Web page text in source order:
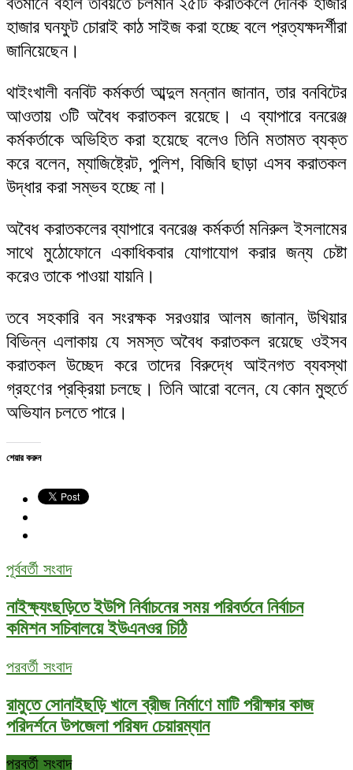
হাজার ঘনফুট চোরাই কাঠ সাইজ করা হচ্ছে বলে প্রত্যক্ষদর্শীরা
জানিয়েছেন।
থাইংখালী বনবিট কর্মকর্তা আব্দুল মন্নান জানান, তার বনবিটের
আওতায় ৩টি অবৈধ করাতকল রয়েছে। এ ব্যাপারে বনরেঞ্জ
কর্মকর্তাকে অভিহিত করা হয়েছে বলেও তিনি মতামত ব্যক্ত
করে বলেন, ম্যাজিষ্ট্রেট, পুলিশ, বিজিবি ছাড়া এসব করাতকল
উদ্ধার করা সম্ভব হচ্ছে না।
অবৈধ করাতকলের ব্যাপারে বনরেঞ্জ কর্মকর্তা মনিরুল ইসলামের
সাথে মুঠোফোনে একাধিকবার যোগাযোগ করার জন্য চেষ্টা
করেও তাকে পাওয়া যায়নি।
তবে সহকারি বন সংরক্ষক সরওয়ার আলম জানান, উখিয়ার
বিভিন্ন এলাকায় যে সমস্ত অবৈধ করাতকল রয়েছে ওইসব
করাতকল উচ্ছেদ করে তাদের বিরুদ্ধে আইনগত ব্যবস্থা
গ্রহণের প্রক্রিয়া চলছে। তিনি আরো বলেন, যে কোন মুহুর্তে
অভিযান চলতে পারে।
শেয়ার করুন
পূর্ববর্তী সংবাদ
নাইক্ষ্যংছড়িতে ইউপি নির্বাচনের সময় পরিবর্তনে নির্বাচন
কমিশন সচিবালয়ে ইউএনওর চিঠি
পরবর্তী সংবাদ
রামুতে সোনাইছড়ি খালে ব্রীজ নির্মাণে মাটি পরীক্ষার কাজ
পরিদর্শনে উপজেলা পরিষদ চেয়ারম্যান
পরবর্তী সংবাদ